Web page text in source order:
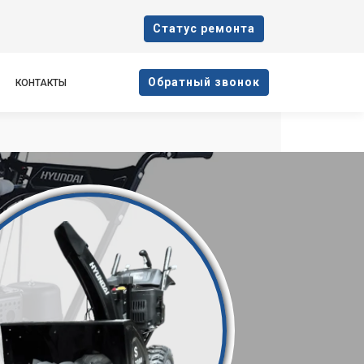
Cтатус ремонта
КОНТАКТЫ Oбратный звонок